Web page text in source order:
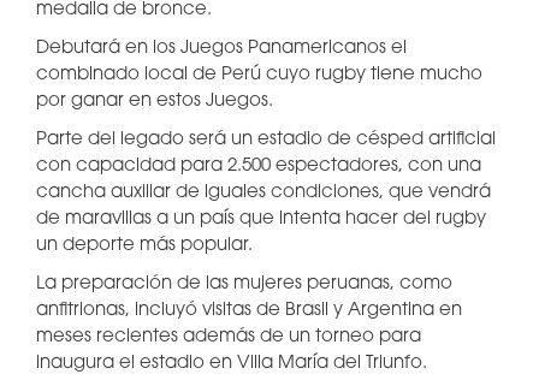
medalla de bronce.
Debutará en los Juegos Panamericanos el
combinado local de Perú cuyo rugby tiene mucho
por ganar en estos Juegos.
Parte del legado será un estadio de césped artificial
con capacidad para 2.500 espectadores, con una
cancha auxiliar de iguales condiciones, que vendrá
de maravillas a un país que intenta hacer del rugby
un deporte más popular.
La preparación de las mujeres peruanas, como
anfitrionas, incluyó visitas de Brasil y Argentina en
meses recientes además de un torneo para
inaugura el estadio en Villa María del Triunfo.